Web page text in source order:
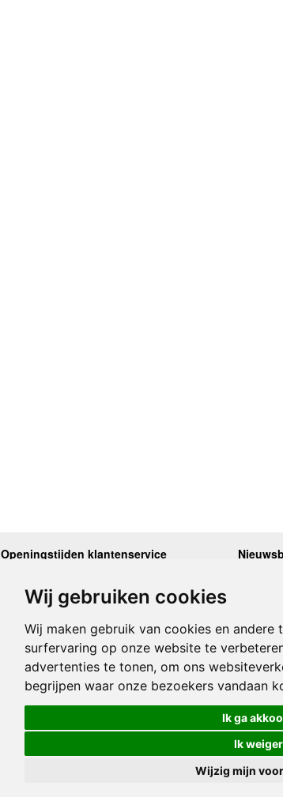
Wij gebruiken cookies
Wij maken gebruik van cookies en
surfervaring op onze website te
advertenties te tonen, om ons
begrijpen waar onze bezoekers vandaan
Ik ga
Ik weiger
Wijzig mijn
Openingstijden klantenservice
Woensdag
10.00 - 12.30 en 13.30 - 17.00
Donderdag
Vrijdag
10.00 - 12.30 en 13.30 - 17.00
Zaterdag
gesloten
Zondag
gesloten
Onze